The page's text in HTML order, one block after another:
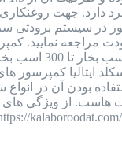
سیستم برودتی
مراجعه نمایید.
بودن آن در انواع
مرحله ای در انواع